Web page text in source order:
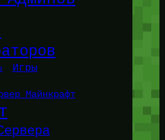
Игры
Майнкрафт